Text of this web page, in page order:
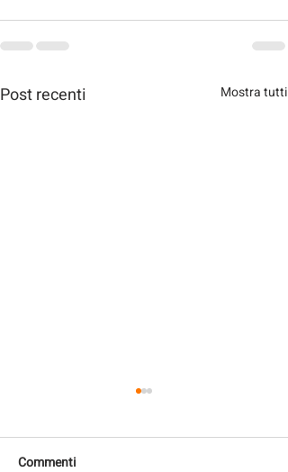
Post recenti Mostra tutti
Commenti